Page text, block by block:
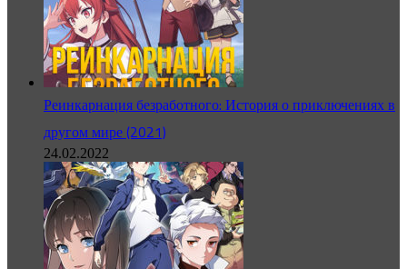
Реинкарнация безработного: История о приключениях в
другом мире (2021)
24.02.2022